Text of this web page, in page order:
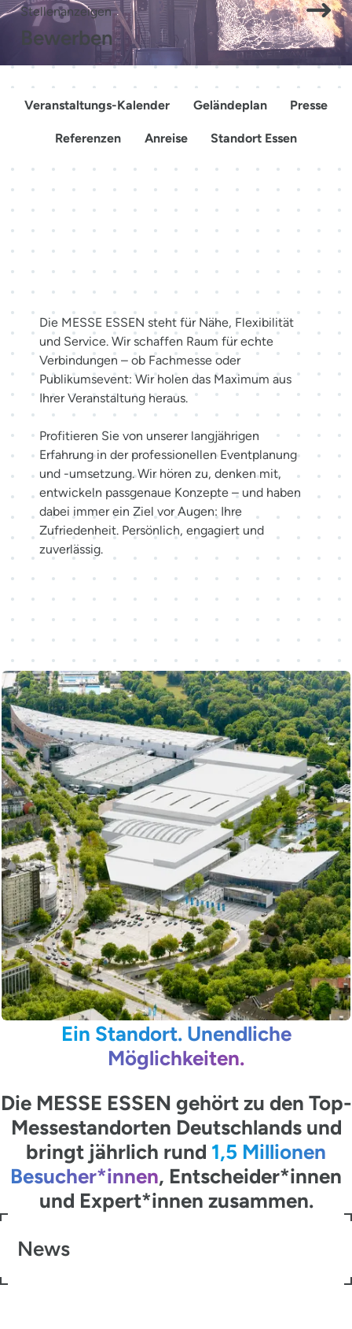
Stellenanzeigen
Bewerben
Veranstaltungs-Kalender Geländeplan Presse
Referenzen Anreise Standort Essen
Mehr als Räume. Erlebnisse
schaffen.
Die MESSE ESSEN steht für Nähe, Flexibilität
und Service. Wir schaffen Raum für echte
Verbindungen – ob Fachmesse oder
Publikumsevent: Wir holen das Maximum aus
Ihrer Veranstaltung heraus.
Profitieren Sie von unserer langjährigen
Erfahrung in der professionellen Eventplanung
und -umsetzung. Wir hören zu, denken mit,
entwickeln passgenaue Konzepte – und haben
dabei immer ein Ziel vor Augen: Ihre
Zufriedenheit. Persönlich, engagiert und
zuverlässig.
Ein Standort. Unendliche
Möglichkeiten.
Die MESSE ESSEN gehört zu den Top-
Messestandorten Deutschlands und
bringt jährlich rund 1,5 Millionen
Besucher*innen, Entscheider*innen
und Expert*innen zusammen.
News